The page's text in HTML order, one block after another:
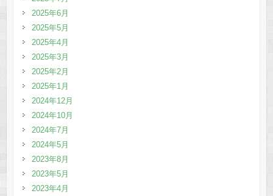
2025年6月
2025年5月
2025年4月
2025年3月
2025年2月
2025年1月
2024年12月
2024年10月
2024年7月
2024年5月
2023年8月
2023年5月
2023年4月